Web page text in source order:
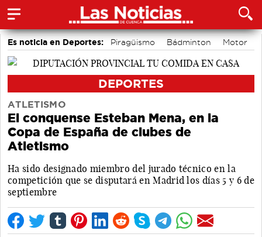
Es noticia en Deportes: Piragüismo Bádminton
Motor
Fútbol
Área de Deportes
DEPORTES
ATLETISMO
El conquense Esteban Mena, en la
Copa de España de clubes de
Atletismo
Ha sido designado miembro del jurado técnico en la
competición que se disputará en Madrid los días 5 y 6 de
septiembre